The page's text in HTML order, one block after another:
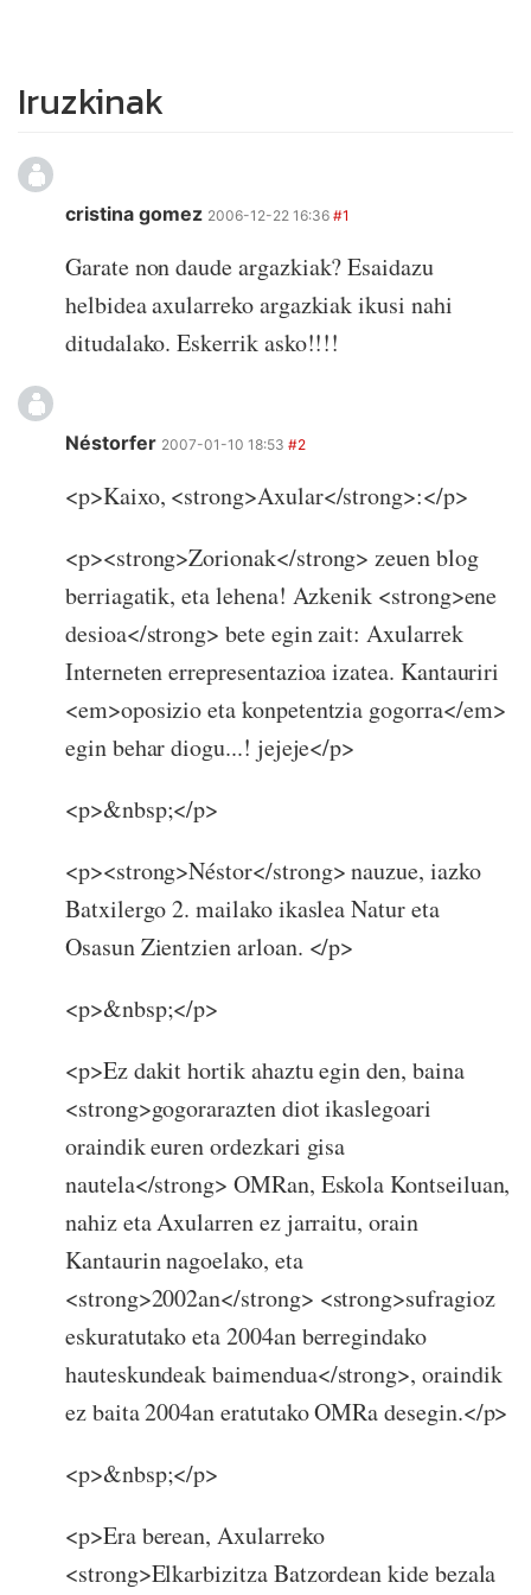
Iruzkinak
cristina gomez 2006-12-22 16:36 #1
Garate non daude argazkiak? Esaidazu
helbidea axularreko argazkiak ikusi nahi
ditudalako. Eskerrik asko!!!!
Néstorfer 2007-01-10 18:53 #2
<p>Kaixo, <strong>Axular</strong>:</p>
<p><strong>Zorionak</strong> zeuen blog
berriagatik, eta lehena! Azkenik <strong>ene
desioa</strong> bete egin zait: Axularrek
Interneten errepresentazioa izatea. Kantauriri
<em>oposizio eta konpetentzia gogorra</em>
egin behar diogu...! jejeje</p>
<p>&nbsp;</p>
<p><strong>Néstor</strong> nauzue, iazko
Batxilergo 2. mailako ikaslea Natur eta
Osasun Zientzien arloan. </p>
<p>&nbsp;</p>
<p>Ez dakit hortik ahaztu egin den, baina
<strong>gogorarazten diot ikaslegoari
oraindik euren ordezkari gisa
nautela</strong> OMRan, Eskola Kontseiluan,
nahiz eta Axularren ez jarraitu, orain
Kantaurin nagoelako, eta
<strong>2002an</strong> <strong>sufragioz
eskuratutako eta 2004an berregindako
hauteskundeak baimendua</strong>, oraindik
ez baita 2004an eratutako OMRa desegin.</p>
<p>&nbsp;</p>
<p>Era berean, Axularreko
<strong>Elkarbizitza Batzordean kide bezala